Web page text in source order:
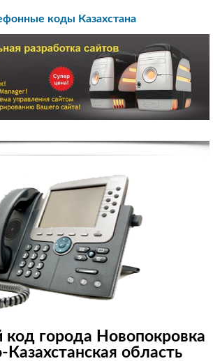
коды Казахстана
города Новопокровка
Казахстанская область